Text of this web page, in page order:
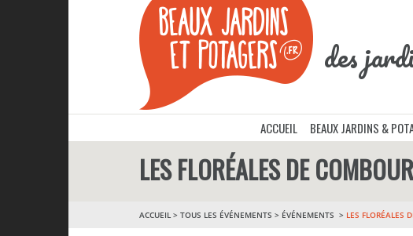
des
ACCUEIL BEAUX JARDINS &
LES FLORÉALES DE
ACCUEIL > TOUS LES ÉVÉNEMENTS > ÉVÉNEMENTS LES FLORÉALES